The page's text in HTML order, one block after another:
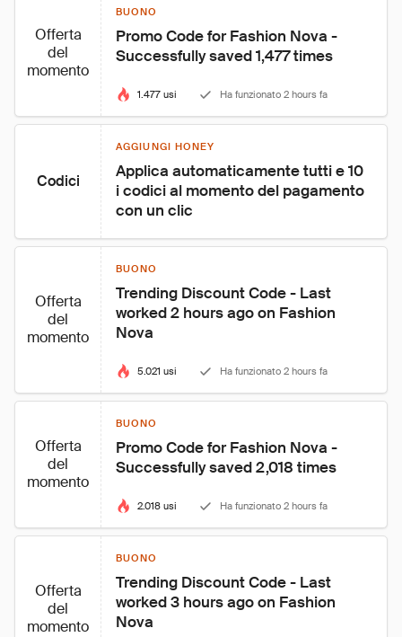
Offerta
del
momento
BUONO
Promo Code for Fashion Nova -
Successfully saved 1,477 times
1.477 usi Ha funzionato 2 hours fa
Codici
AGGIUNGI HONEY
Applica automaticamente tutti e 10
i codici al momento del pagamento
con un clic
Offerta
del
momento
BUONO
Trending Discount Code - Last
worked 2 hours ago on Fashion
Nova
5.021 usi Ha funzionato 2 hours fa
Offerta
del
momento
BUONO
Promo Code for Fashion Nova -
Successfully saved 2,018 times
2.018 usi Ha funzionato 2 hours fa
Offerta
del
momento
BUONO
Trending Discount Code - Last
worked 3 hours ago on Fashion
Nova